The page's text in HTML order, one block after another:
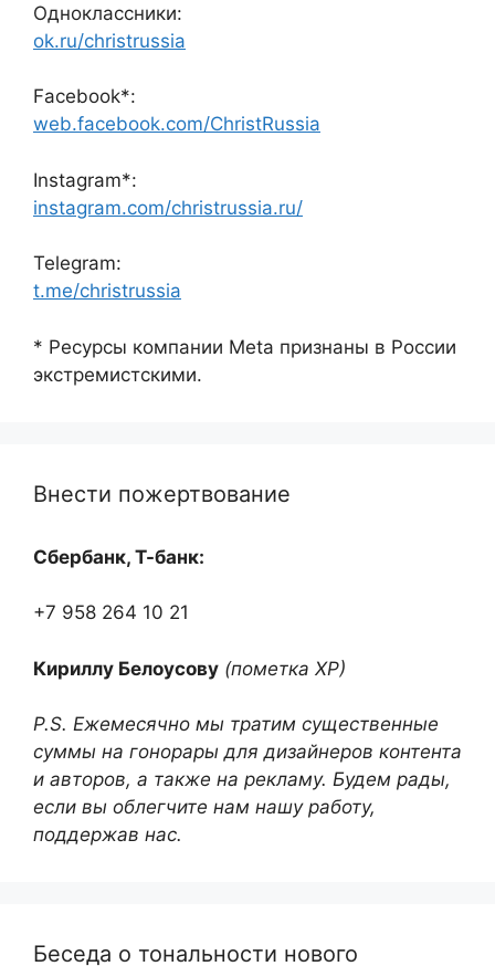
Одноклассники:
ok.ru/christrussia
Facebook*:
web.facebook.com/ChristRussia
Instagram*:
instagram.com/christrussia.ru/
Telegram:
t.me/christrussia
* Ресурсы компании Meta признаны в России
экстремистскими.
Внести пожертвование
Сбербанк, Т-банк:
+7 958 264 10 21
Кириллу Белоусову (пометка ХР)
P.S. Ежемесячно мы тратим существенные
суммы на гонорары для дизайнеров контента
и авторов, а также на рекламу. Будем рады,
если вы облегчите нам нашу работу,
поддержав нас.
Беседа о тональности нового